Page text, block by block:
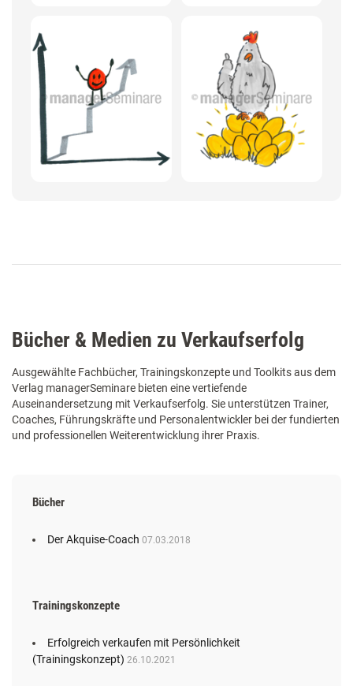
Bücher & Medien zu Verkaufserfolg
Ausgewählte Fachbücher, Trainingskonzepte und Toolkits aus dem
Verlag managerSeminare bieten eine vertiefende
Auseinandersetzung mit Verkaufserfolg. Sie unterstützen Trainer,
Coaches, Führungskräfte und Personalentwickler bei der fundierten
und professionellen Weiterentwicklung ihrer Praxis.
Bücher
Der Akquise-Coach 07.03.2018
Trainingskonzepte
Erfolgreich verkaufen mit Persönlichkeit
(Trainingskonzept) 26.10.2021